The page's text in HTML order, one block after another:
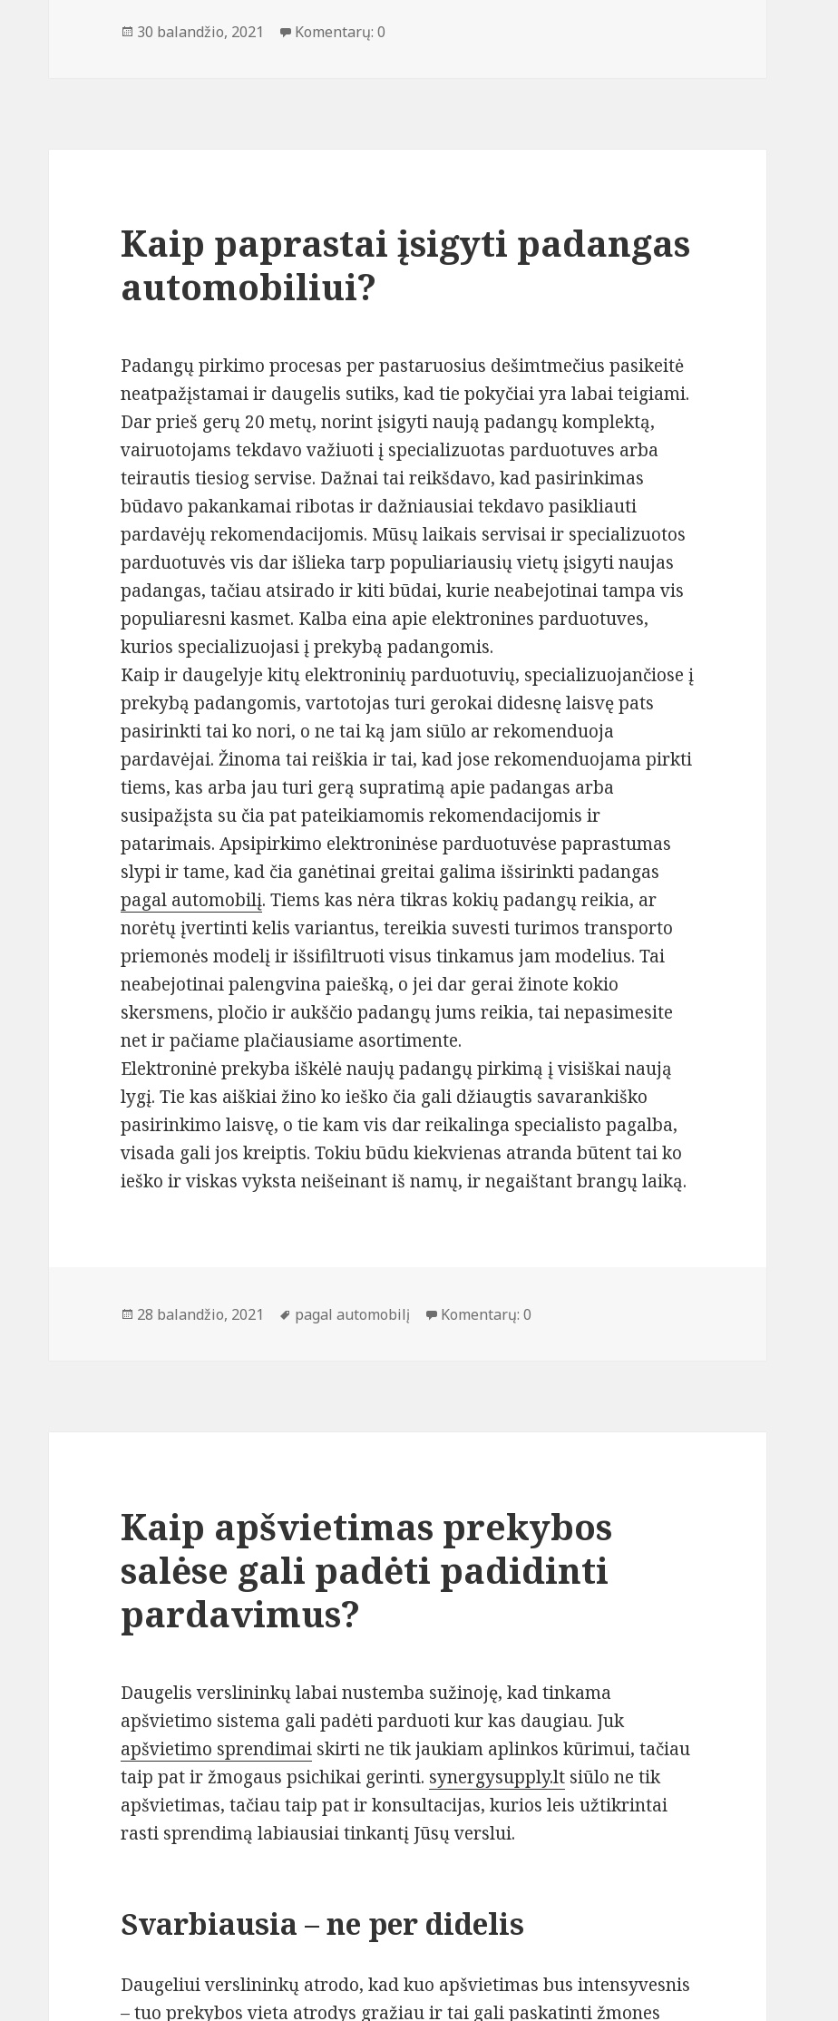
Paskelbta
30 balandžio, 2021 Komentarų: 0
Kaip paprastai įsigyti padangas
automobiliui?
Padangų pirkimo procesas per pastaruosius dešimtmečius pasikeitė
neatpažįstamai ir daugelis sutiks, kad tie pokyčiai yra labai teigiami.
Dar prieš gerų 20 metų, norint įsigyti naują padangų komplektą,
vairuotojams tekdavo važiuoti į specializuotas parduotuves arba
teirautis tiesiog servise. Dažnai tai reikšdavo, kad pasirinkimas
būdavo pakankamai ribotas ir dažniausiai tekdavo pasikliauti
pardavėjų rekomendacijomis. Mūsų laikais servisai ir specializuotos
parduotuvės vis dar išlieka tarp populiariausių vietų įsigyti naujas
padangas, tačiau atsirado ir kiti būdai, kurie neabejotinai tampa vis
populiaresni kasmet. Kalba eina apie elektronines parduotuves,
kurios specializuojasi į prekybą padangomis.
Kaip ir daugelyje kitų elektroninių parduotuvių, specializuojančiose į
prekybą padangomis, vartotojas turi gerokai didesnę laisvę pats
pasirinkti tai ko nori, o ne tai ką jam siūlo ar rekomenduoja
pardavėjai. Žinoma tai reiškia ir tai, kad jose rekomenduojama pirkti
tiems, kas arba jau turi gerą supratimą apie padangas arba
susipažįsta su čia pat pateikiamomis rekomendacijomis ir
patarimais. Apsipirkimo elektroninėse parduotuvėse paprastumas
slypi ir tame, kad čia ganėtinai greitai galima išsirinkti padangas
pagal automobilį. Tiems kas nėra tikras kokių padangų reikia, ar
norėtų įvertinti kelis variantus, tereikia suvesti turimos transporto
priemonės modelį ir išsifiltruoti visus tinkamus jam modelius. Tai
neabejotinai palengvina paiešką, o jei dar gerai žinote kokio
skersmens, pločio ir aukščio padangų jums reikia, tai nepasimesite
net ir pačiame plačiausiame asortimente.
Elektroninė prekyba iškėlė naujų padangų pirkimą į visiškai naują
lygį. Tie kas aiškiai žino ko ieško čia gali džiaugtis savarankiško
pasirinkimo laisvę, o tie kam vis dar reikalinga specialisto pagalba,
visada gali jos kreiptis. Tokiu būdu kiekvienas atranda būtent tai ko
ieško ir viskas vyksta neišeinant iš namų, ir negaištant brangų laiką.
Paskelbta
28 balandžio, 2021 Žymos
pagal automobilį Komentarų: 0
Kaip apšvietimas prekybos
salėse gali padėti padidinti
pardavimus?
Daugelis verslininkų labai nustemba sužinoję, kad tinkama
apšvietimo sistema gali padėti parduoti kur kas daugiau. Juk
apšvietimo sprendimai skirti ne tik jaukiam aplinkos kūrimui, tačiau
taip pat ir žmogaus psichikai gerinti. synergysupply.lt siūlo ne tik
apšvietimas, tačiau taip pat ir konsultacijas, kurios leis užtikrintai
rasti sprendimą labiausiai tinkantį Jūsų verslui.
Svarbiausia – ne per didelis
Daugeliui verslininkų atrodo, kad kuo apšvietimas bus intensyvesnis
– tuo prekybos vieta atrodys gražiau ir tai gali paskatinti žmones